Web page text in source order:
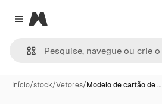
Close menu
Magnific
Início/stock/Vetores/Modelo de cartão de …